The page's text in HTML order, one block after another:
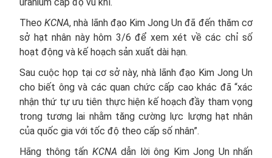
Theo KCNA, nhà lãnh đạo Kim Jong Un đã đến thăm cơ
sở hạt nhân này hôm 3/6 để xem xét về các chỉ số
hoạt động và kế hoạch sản xuất dài hạn.
Sau cuộc họp tại cơ sở này, nhà lãnh đạo Kim Jong Un
cho biết ông và các quan chức cấp cao khác đã “xác
nhận thứ tự ưu tiên thực hiện kế hoạch đầy tham vọng
trong tương lai nhằm tăng cường lực lượng hạt nhân
của quốc gia với tốc độ theo cấp số nhân”.
Hãng thông tấn KCNA dẫn lời ông Kim Jong Un nhấn